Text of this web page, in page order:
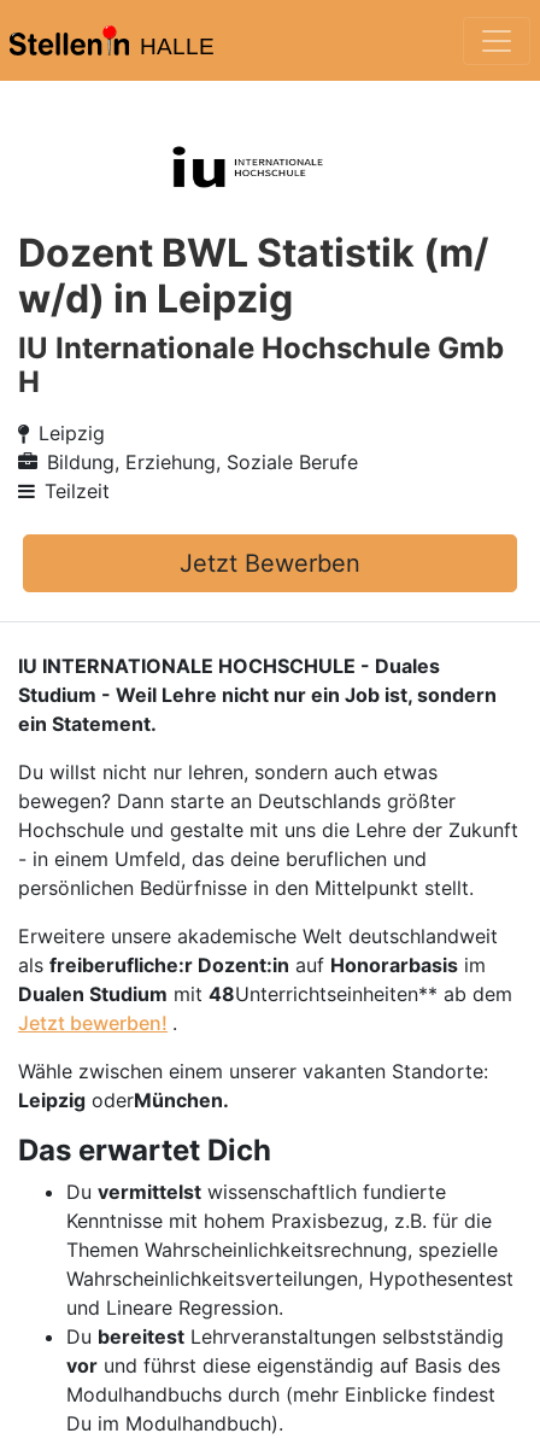
HALLE
Dozent BWL Statistik (m/
w/d) in Leipzig
IU Internationale Hochschule Gmb
H
Leipzig
Bildung, Erziehung, Soziale Berufe
Teilzeit
Jetzt Bewerben
IU INTERNATIONALE HOCHSCHULE - Duales
Studium - Weil Lehre nicht nur ein Job ist, sondern
ein Statement.
Du willst nicht nur lehren, sondern auch etwas
bewegen? Dann starte an Deutschlands größter
Hochschule und gestalte mit uns die Lehre der Zukunft
- in einem Umfeld, das deine beruflichen und
persönlichen Bedürfnisse in den Mittelpunkt stellt.
Erweitere unsere akademische Welt deutschlandweit
als freiberufliche:r Dozent:in auf Honorarbasis im
Dualen Studium mit 48Unterrichtseinheiten** ab dem
Jetzt bewerben! .
Wähle zwischen einem unserer vakanten Standorte:
Leipzig oderMünchen.
Das erwartet Dich
Du vermittelst wissenschaftlich fundierte
Kenntnisse mit hohem Praxisbezug, z.B. für die
Themen Wahrscheinlichkeitsrechnung, spezielle
Wahrscheinlichkeitsverteilungen, Hypothesentest
und Lineare Regression.
Du bereitest Lehrveranstaltungen selbstständig
vor und führst diese eigenständig auf Basis des
Modulhandbuchs durch (mehr Einblicke findest
Du im Modulhandbuch).